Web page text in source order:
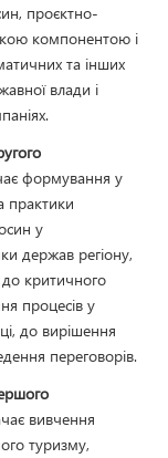
проєктно-
компонентою і
та інших
влади і
формування у
практики
у
держав регіону,
до критичного
процесів у
до вирішення
переговорів.
вивчення
туризму,